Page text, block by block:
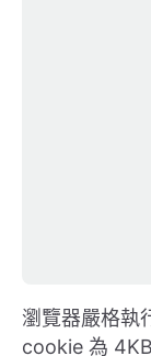
瀏覽器嚴格執
cookie 為